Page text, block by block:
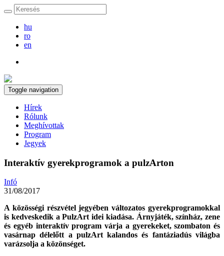
hu
ro
en
Toggle navigation
Hírek
Rólunk
Meghívottak
Program
Jegyek
Interaktív gyerekprogramok a pulzArton
Infó
31/08/2017
A közösségi részvétel jegyében változatos gyerekprogramokkal
is kedveskedik a PulzArt idei kiadása. Árnyjáték, színház, zene
és egyéb interaktív program várja a gyerekeket, szombaton és
vasárnap délelőtt a pulzArt kalandos és fantáziadús világba
varázsolja a közönséget.